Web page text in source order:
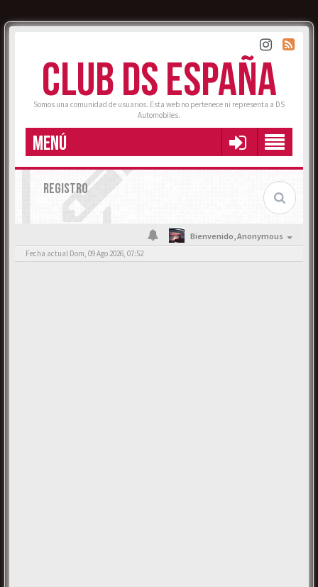
CLUB DS ESPAÑA
Somos una comunidad de usuarios. Esta web no pertenece ni representa a DS
Automobiles.
MENÚ
REGISTRO
Bienvenido,Anonymous
Fecha actual Dom, 09 Ago 2026, 07:52